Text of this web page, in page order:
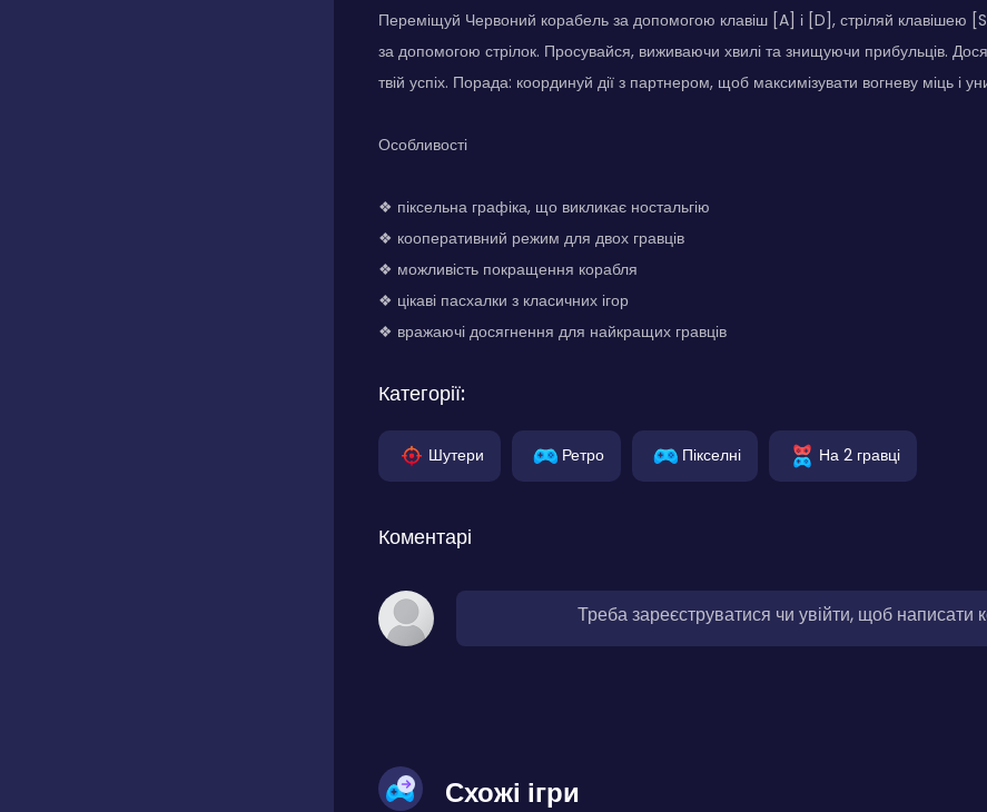
Переміщуй Червоний корабель за допомогою клавіш [A] і [D], стріляй клавішею
за допомогою стрілок. Просувайся, виживаючи хвилі та знищуючи прибульців.
твій успіх. Порада: координуй дії з партнером, щоб максимізувати вогневу міць і
Особливості
❖ піксельна графіка, що викликає ностальгію
❖ кооперативний режим для двох гравців
❖ можливість покращення корабля
❖ цікаві пасхалки з класичних ігор
❖ вражаючі досягнення для найкращих гравців
Категорії:
Шутери Ретро Пікселні На 2 гравці
Коментарі
Треба зареєструватися чи увійти, щоб написати
Схожі ігри